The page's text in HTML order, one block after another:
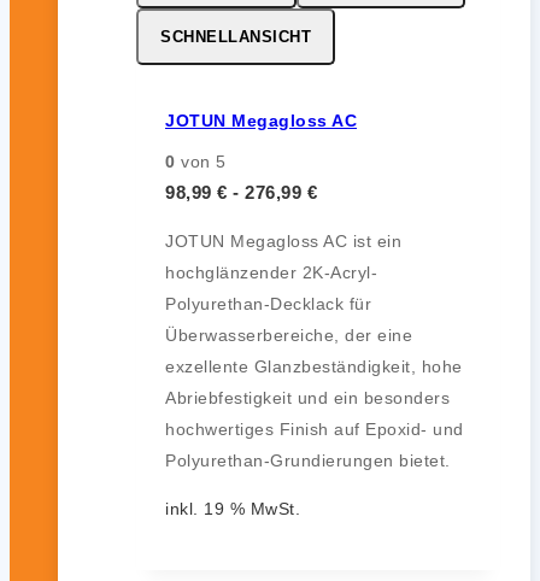
SCHNELLANSICHT
JOTUN Megagloss AC
0 von 5
98,99 € - 276,99 €
JOTUN Megagloss AC ist ein
hochglänzender 2K-Acryl-
Polyurethan-Decklack für
Überwasserbereiche, der eine
exzellente Glanzbeständigkeit, hohe
Abriebfestigkeit und ein besonders
hochwertiges Finish auf Epoxid- und
Polyurethan-Grundierungen bietet.
inkl. 19 % MwSt.